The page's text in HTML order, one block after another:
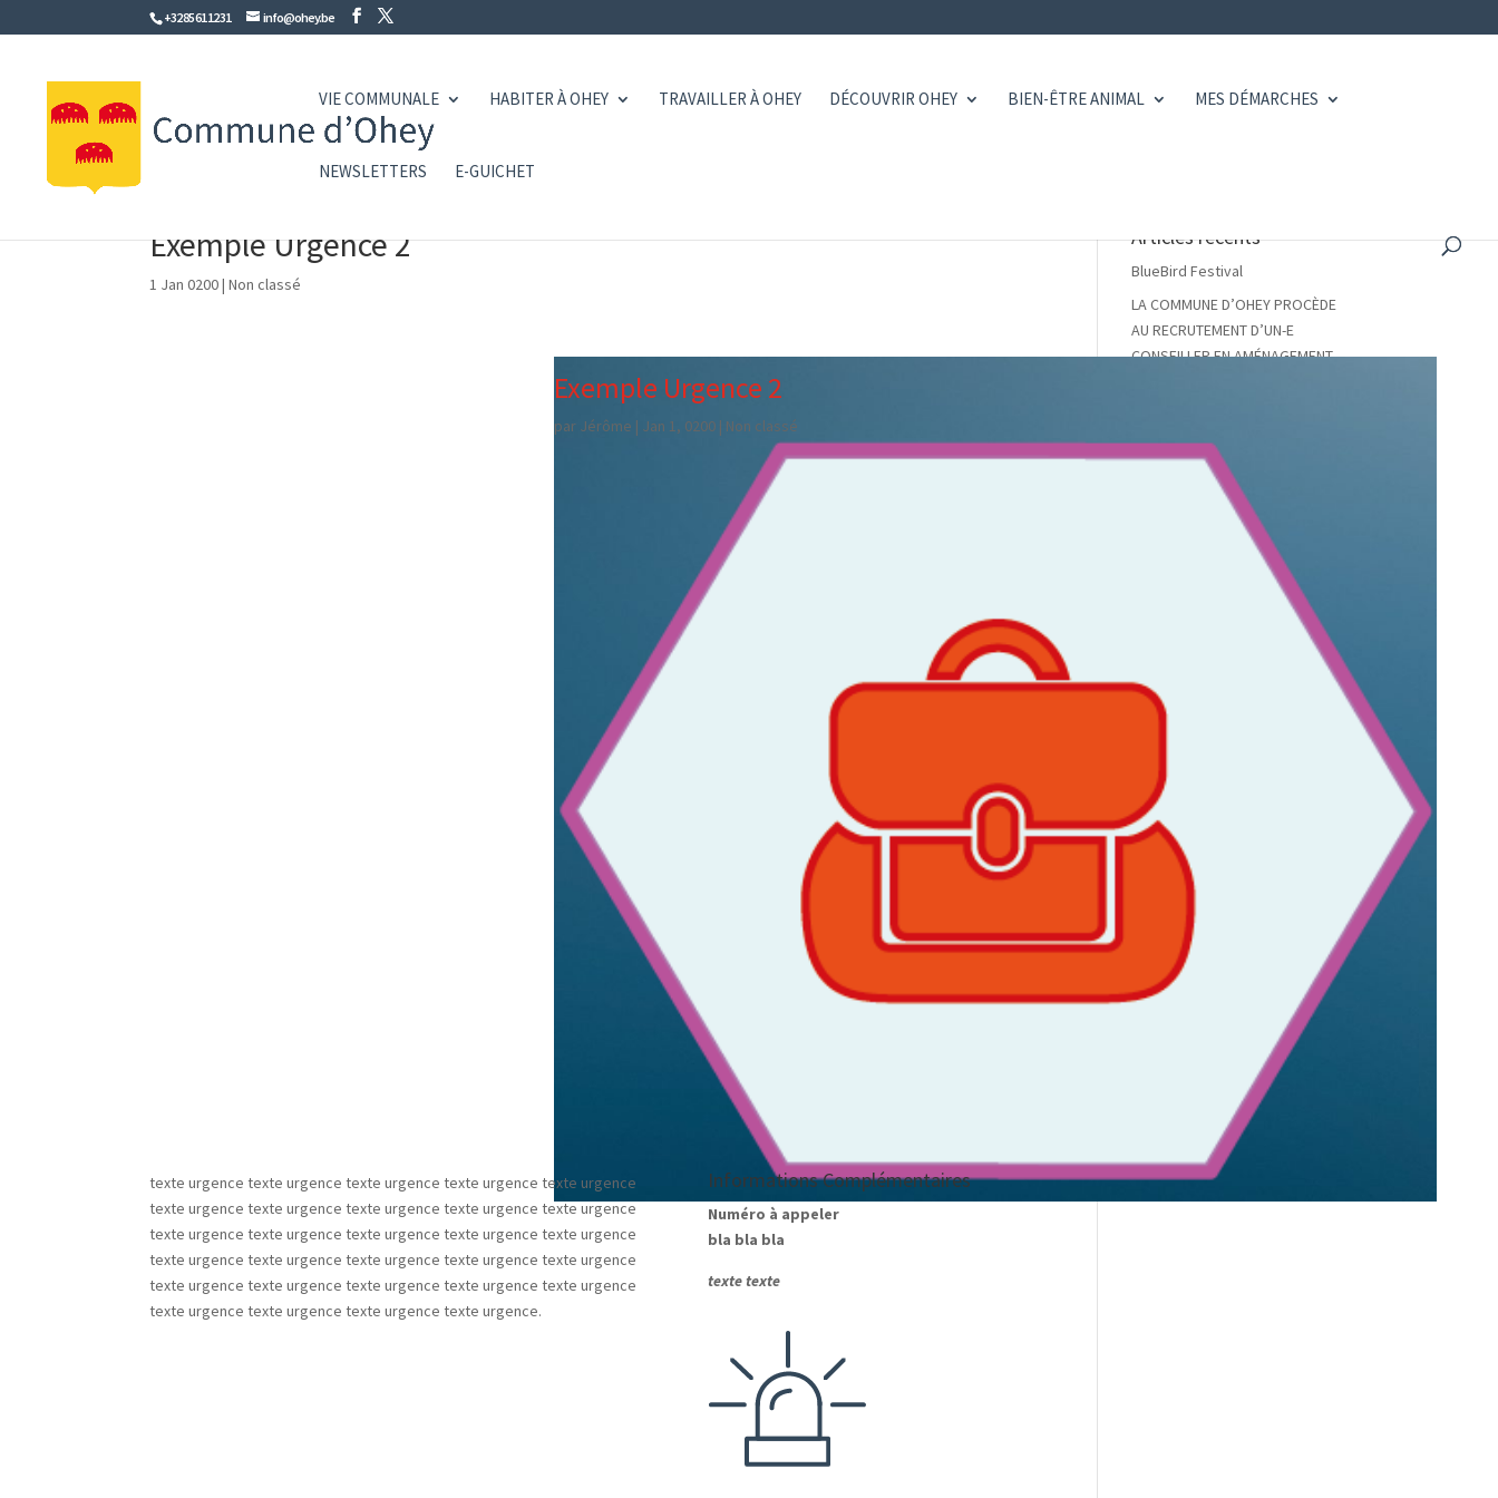
+32 85 61 12 31 info@ohey.be
VIE COMMUNALE HABITER À OHEY TRAVAILLER À OHEY DÉCOUVRIR OHEY BIEN-ÊTRE ANIMAL MES DÉMARCHES
NEWSLETTERS E-GUICHET
Exemple Urgence 2
1 Jan 0200|Non classé
Exemple Urgence 2
par Jérôme | Jan 1, 0200 | Non classé
texte urgence texte urgence texte urgence texte urgence texte urgence
texte urgence texte urgence texte urgence texte urgence texte urgence
texte urgence texte urgence texte urgence texte urgence texte urgence
texte urgence texte urgence texte urgence texte urgence texte urgence
texte urgence texte urgence texte urgence texte urgence texte urgence
texte urgence texte urgence texte urgence texte urgence.
Informations Complémentaires
Numéro à appeler
bla bla bla
texte texte
Articles récents
BlueBird Festival
LA COMMUNE D’OHEY PROCÈDE
AU RECRUTEMENT D’UN-E
CONSEILLER EN AMÉNAGEMENT
MATERNITÉ
Arrêté de police du Gouverneur
: 3e Prolongation de l’arrêté de
police « Sécheresse – risques
d’incendies » (jusqu’au
Mise à disposition d’un local à
l’attention des étudiants en
blocus
Fortes chaleurs : restons